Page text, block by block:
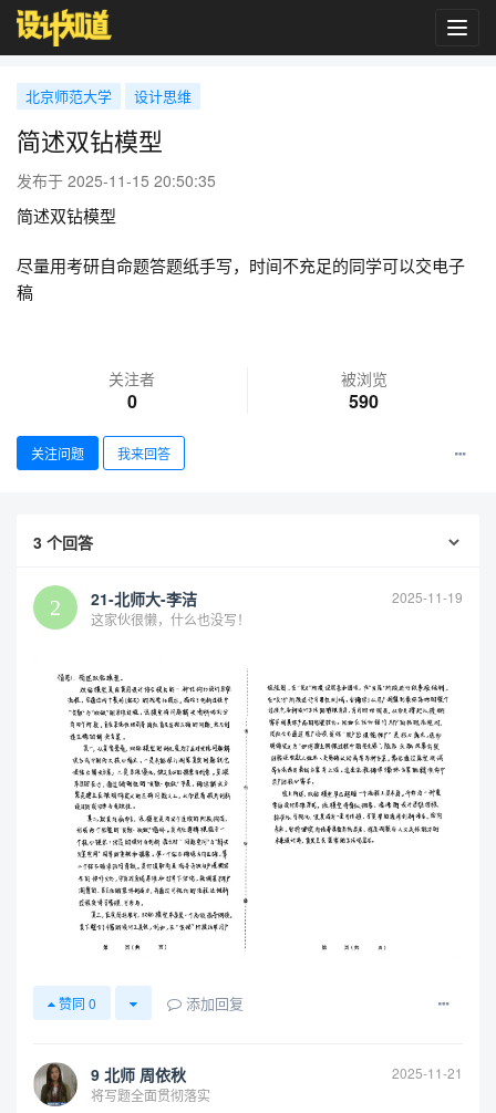
北京师范大学 设计思维
简述双钻模型
发布于 2025-11-15 20:50:35
简述双钻模型
尽量用考研自命题答题纸手写，时间不充足的同学可以交电子
稿
查看更多
关注者
0
被浏览
590
关注问题 我来回答
3 个回答
21-北师大-李洁
2025-11-19
这家伙很懒，什么也没写！
赞同 0 添加回复
9 北师 周依秋
2025-11-21
将写题全面贯彻落实